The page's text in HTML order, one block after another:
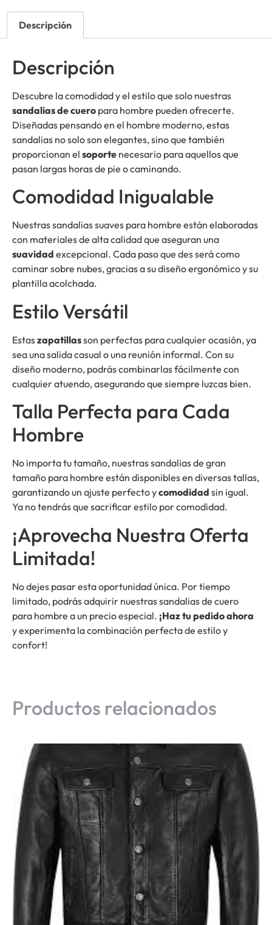
Descripción
Descripción
Descubre la comodidad y el estilo que solo nuestras
sandalias de cuero para hombre pueden ofrecerte.
Diseñadas pensando en el hombre moderno, estas
sandalias no solo son elegantes, sino que también
proporcionan el soporte necesario para aquellos que
pasan largas horas de pie o caminando.
Comodidad Inigualable
Nuestras sandalias suaves para hombre están elaboradas
con materiales de alta calidad que aseguran una
suavidad excepcional. Cada paso que des será como
caminar sobre nubes, gracias a su diseño ergonómico y su
plantilla acolchada.
Estilo Versátil
Estaszapatillasson perfectas para cualquier ocasión, ya
sea una salida casual o una reunión informal. Con su
diseño moderno, podrás combinarlas fácilmente con
cualquier atuendo, asegurando que siempre luzcas bien.
Talla Perfecta para Cada
Hombre
No importa tu tamaño, nuestras sandalias de gran
tamaño para hombre están disponibles en diversas tallas,
garantizando un ajuste perfecto ycomodidad sin igual.
Ya no tendrás que sacrificar estilo por comodidad.
¡Aprovecha Nuestra Oferta
Limitada!
No dejes pasar esta oportunidad única. Por tiempo
limitado, podrás adquirir nuestras sandalias de cuero
para hombre a un precio especial. ¡Haz tu pedido ahora
y experimenta la combinación perfecta de estilo y
confort!
Productos relacionados